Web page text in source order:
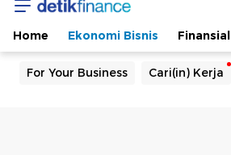
Home Ekonomi Bisnis Finansial
For Your Business Cari(in) Kerja